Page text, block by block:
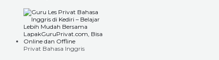
Privat Bahasa Inggris